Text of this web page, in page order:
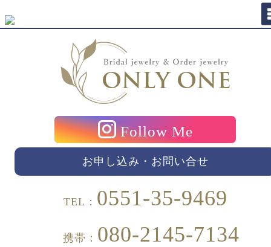
Follow Me
お申し込み・お問い合せ
TEL： 0551-35-9469
携帯： 080-2145-7134